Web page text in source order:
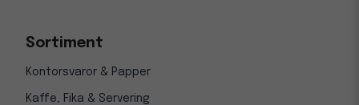
Sortiment
Kontorsvaror & Papper
Kaffe, Fika & Servering